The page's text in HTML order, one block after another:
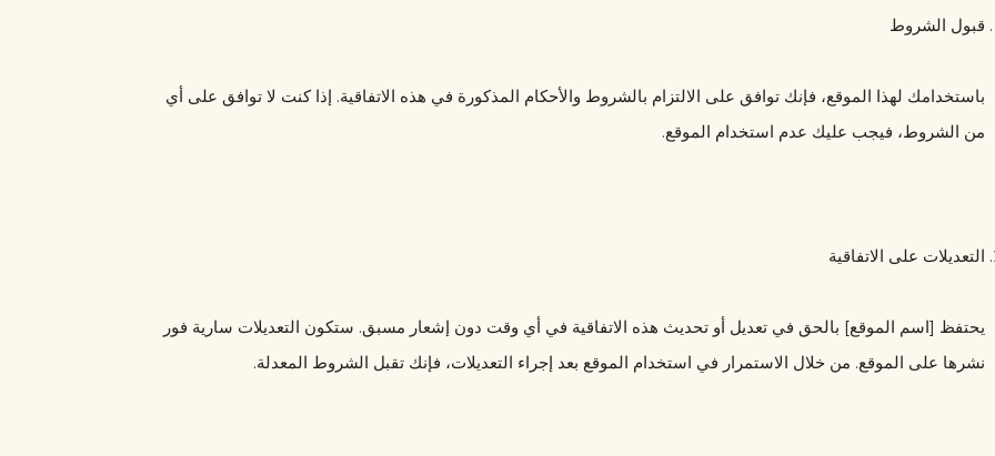
قبول الشروط
من الشروط، فيجب عليك عدم استخدام الموقع.
التعديلات على الاتفاقية
نشرها على الموقع. من خلال الاستمرار في استخدام الموقع بعد إجراء التعديلات، فإنك تقبل الشروط المعدلة.